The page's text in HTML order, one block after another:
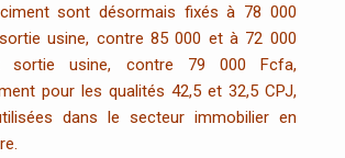
sont désormais fixés à 78 000
usine, contre 85 000 et à 72 000
sortie usine, contre 79 000 Fcfa,
pour les qualités 42,5 et 32,5 CPJ,
dans le secteur immobilier en